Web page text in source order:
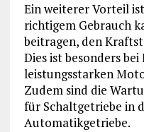
Ein weiterer Vorteil
richtigem Gebrauch
beitragen, den
Dies ist besonders
leistungsstarken
Zudem sind die
für Schaltgetriebe in
Automatikgetriebe.